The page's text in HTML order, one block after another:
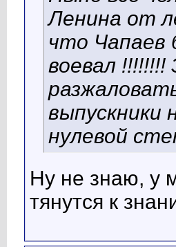
Ленина от
что
воевал
выпускники
нулевой
Ну не знаю, у
тянутся к